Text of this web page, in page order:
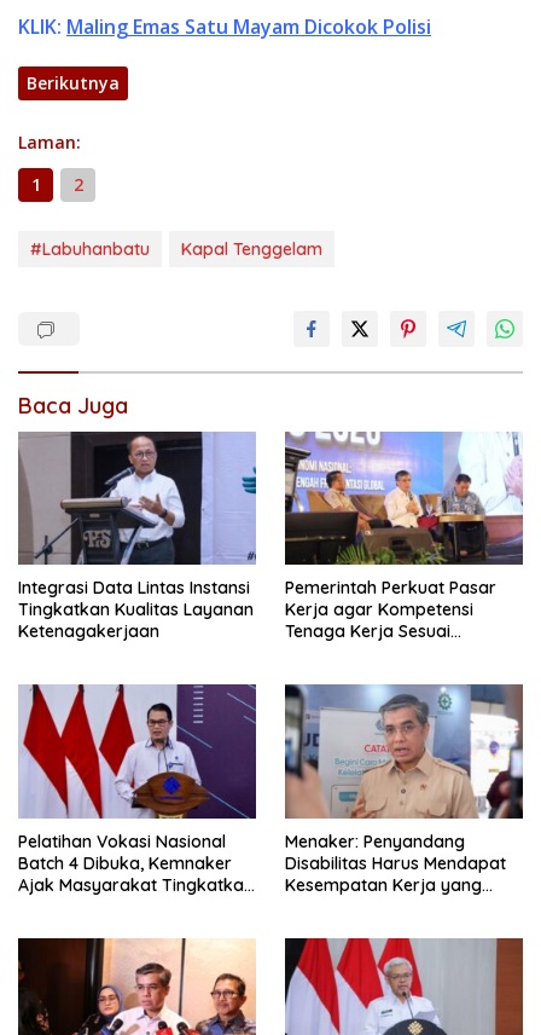
KLIK: Maling Emas Satu Mayam Dicokok Polisi
Berikutnya
Laman:
1
2
#Labuhanbatu Kapal Tenggelam
Baca Juga
Integrasi Data Lintas Instansi
Tingkatkan Kualitas Layanan
Ketenagakerjaan
Pemerintah Perkuat Pasar
Kerja agar Kompetensi
Tenaga Kerja Sesuai
Pelatihan Vokasi Nasional
Batch 4 Dibuka, Kemnaker
Ajak Masyarakat Tingkatkan
Menaker: Penyandang
Disabilitas Harus Mendapat
Kesempatan Kerja yang